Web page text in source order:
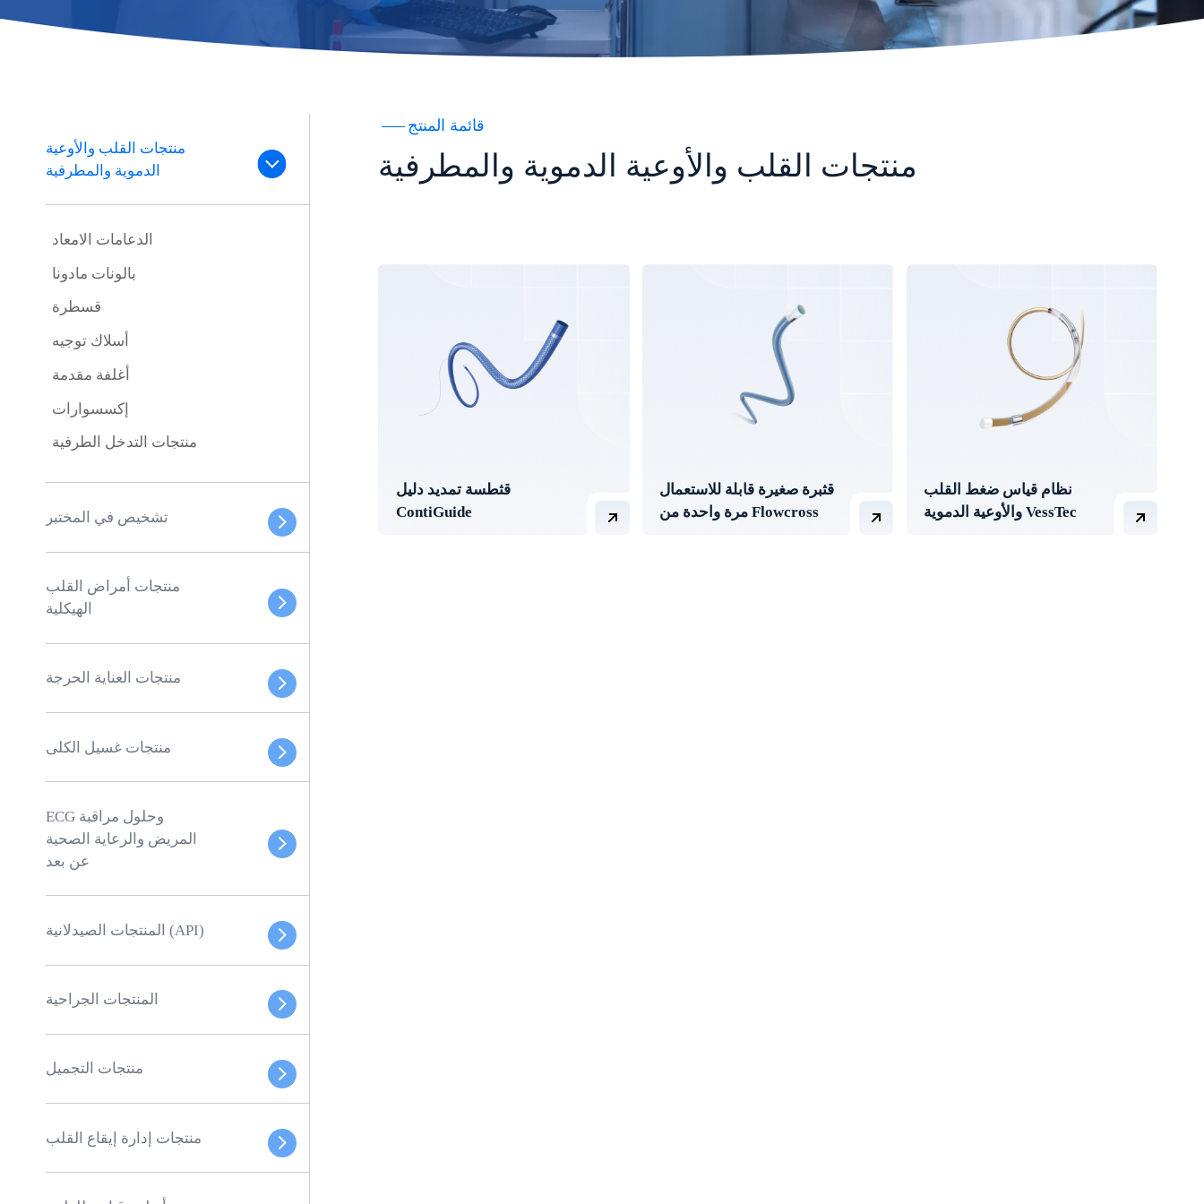
منتجات القلب والأوعية
الدموية والمطرفية
الدعامات الامعاد
بالونات مادونا
قسطرة
أسلاك توجيه
أغلفة مقدمة
إكسسوارات
منتجات التدخل الطرفية
تشخيص في المختبر
منتجات أمراض القلب
الهيكلية
منتجات العناية الحرجة
منتجات غسيل الكلى
ECG وحلول مراقبة
المريض والرعاية الصحية
عن بعد
المنتجات الصيدلانية (API)
المنتجات الجراحية
منتجات التجميل
منتجات إدارة إيقاع القلب
قائمة المنتج
منتجات القلب والأوعية الدموية والمطرفية
قثطسة تمديد دليل
ContiGuide
قثبرة صغيرة قابلة للاستعمال
مرة واحدة من Flowcross
نظام قياس ضغط القلب
والأوعية الدموية VessTec